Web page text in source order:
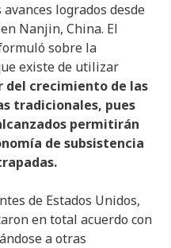
logrados desde
Nanjin, China. El
sobre la
existe de utilizar
del crecimiento de las
tradicionales, pues
permitirán
de subsistencia
de Estados Unidos,
en total acuerdo con
a otras